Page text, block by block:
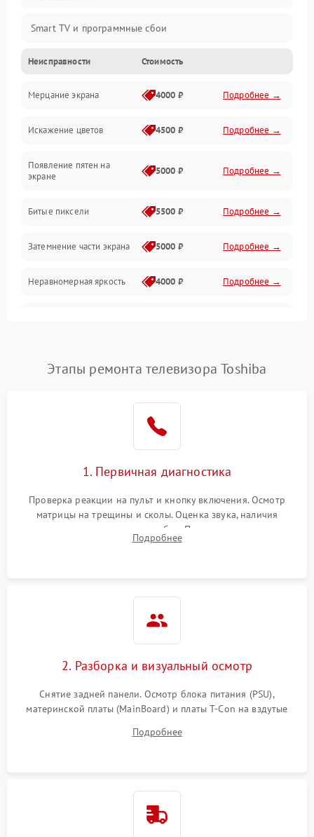
Smart TV и программные сбои
Питание и запуск
Подсветка и LED-модули
Звук и аудиосистема
Сигнал и приём каналов
Механические повреждения
Программное обеспечение
Сеть и подключения
Неисправности Стоимость
Мерцание экрана 4000 ₽ Подробнее →
Искажение цветов 4500 ₽ Подробнее →
Появление пятен на
экране
5000 ₽ Подробнее →
Битые пиксели 5500 ₽ Подробнее →
Затемнение части экрана 5000 ₽ Подробнее →
Неравномерная яркость 4000 ₽ Подробнее →
Этапы ремонта телевизора Toshiba
1. Первичная диагностика
Проверка реакции на пульт и кнопку включения. Осмотр
матрицы на трещины и сколы. Оценка звука, наличия
подсветки и индикаторов ошибок. Подключение тестовых
источников сигнала для выявления симптомов поломки.
Подробнее
2. Разборка и визуальный осмотр
Снятие задней панели. Осмотр блока питания (PSU),
материнской платы (MainBoard) и платы T-Con на вздутые
Проверка надежности фиксации и целостности шлейфов.
Подробнее